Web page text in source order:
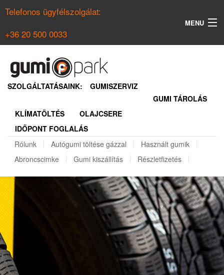
Telefonos ügyfélszolgálat:
+36 20 500 0033
MENU
NYÁRI GUMI KERESŐ
REGISZTRÁCIÓ
SZOLGÁLTATÁSAINK:
GUMISZERVIZ
GUMI TÁROLÁS
KLÍMATÖLTÉS
OLAJCSERE
IDŐPONT FOGLALÁS
Rólunk
Autógumi töltése gázzal
Használt gumik
Abroncscimke
Gumi kiszállítás Részletfizetés